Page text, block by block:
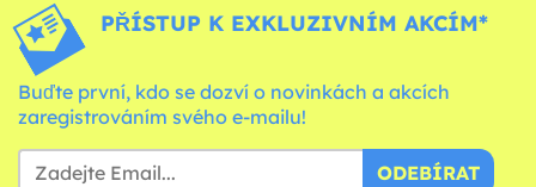
PŘÍSTUP K EXKLUZIVNÍM AKCÍM*
Buďte první, kdo se dozví o novinkách a akcích
zaregistrováním svého e-mailu!
ODEBÍRAT